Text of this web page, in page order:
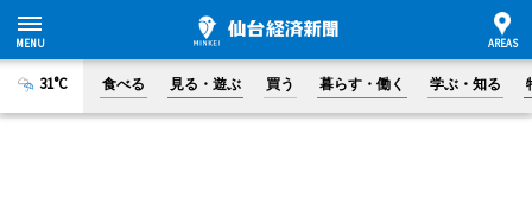
31°C 食べる 見る・遊ぶ 買う 暮らす・働く 学ぶ・知る